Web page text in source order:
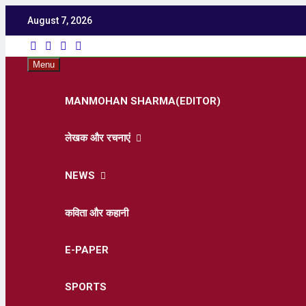
August 7, 2026
Menu
MANMOHAN SHARMA(EDITOR)
लेखक और रचनाएं
NEWS
कविता और कहानी
E-PAPER
SPORTS